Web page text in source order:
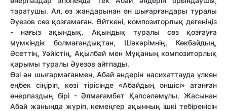
таратушы. Ал, өз жандарынан ән шығарғандары туралы
Әуезов сөз қозғамаған. Өйткені, композиторлық дегеніңіз
- нағыз ақындық. Ақындық туралы сөз қозғауға
мүмкіндік болмағандықтан, Шәкәрімнің, Көкбайдың,
Әсеттің, Уәйістің, Ақылбай мен Мұқаның композиторлық
қарымы туралы Әуезов айтпады.
Өзі ән шығармағанмен, Абай әндерін насихаттауда үлкен
еңбек сіңіріп, көзі тірісінде «Абайдың әншісі» атанған
өнерпаздың бірі - Әлмағамбет Қапсәләмұлы. Жасынан
Абай жанында жүріп, кемеңгер ақынның ішкі тебіренісін